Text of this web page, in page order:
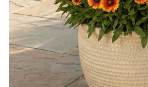
Bulbi de Echinacea
Bulbi de Frezie
Bulbi de Fritillaria
Bulbi de Gaillardia (Kokarda)
Bulbi de Gladiole
Păr - Pyrus communis
Smochini - Ficus carica
Viță de Vie - Vitis
Zmeur - Rubus